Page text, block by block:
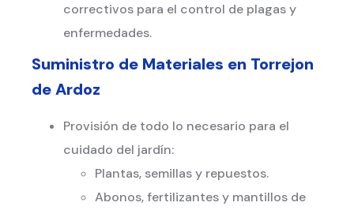
correctivos para el control de plagas y
enfermedades.
Suministro de Materiales en Torrejon
de Ardoz
Provisión de todo lo necesario para el
cuidado del jardín:
Plantas, semillas y repuestos.
Abonos, fertilizantes y mantillos de